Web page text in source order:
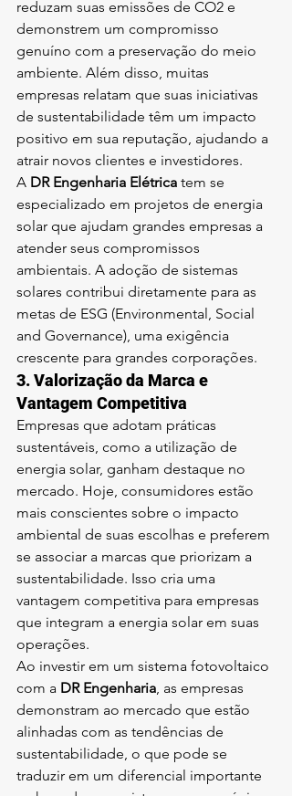
reduzam suas emissões de CO2 e
demonstrem um compromisso
genuíno com a preservação do meio
ambiente. Além disso, muitas
empresas relatam que suas iniciativas
de sustentabilidade têm um impacto
positivo em sua reputação, ajudando a
atrair novos clientes e investidores.
A DR Engenharia Elétrica tem se
especializado em projetos de energia
solar que ajudam grandes empresas a
atender seus compromissos
ambientais. A adoção de sistemas
solares contribui diretamente para as
metas de ESG (Environmental, Social
and Governance), uma exigência
crescente para grandes corporações.
3. Valorização da Marca e
Vantagem Competitiva
Empresas que adotam práticas
sustentáveis, como a utilização de
energia solar, ganham destaque no
mercado. Hoje, consumidores estão
mais conscientes sobre o impacto
ambiental de suas escolhas e preferem
se associar a marcas que priorizam a
sustentabilidade. Isso cria uma
vantagem competitiva para empresas
que integram a energia solar em suas
operações.
Ao investir em um sistema fotovoltaico
com a DR Engenharia , as empresas
demonstram ao mercado que estão
alinhadas com as tendências de
sustentabilidade, o que pode se
traduzir em um diferencial importante